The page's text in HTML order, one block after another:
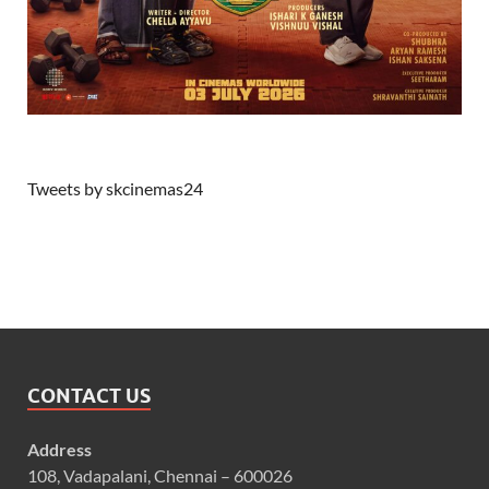
Tweets by skcinemas24
CONTACT US
Address
108, Vadapalani, Chennai – 600026